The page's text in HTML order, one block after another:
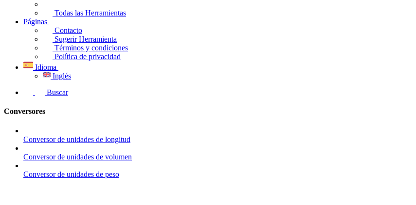
Todas las Herramientas
Páginas
Contacto
Sugerir Herramienta
Términos y condiciones
Política de privacidad
Idioma
Inglés
Buscar
Conversores
Conversor de unidades de longitud
Conversor de unidades de volumen
Conversor de unidades de peso